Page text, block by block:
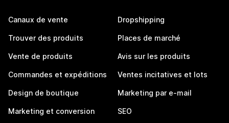
Canaux de vente
Trouver des produits
Vente de produits
Commandes et expéditions
Design de boutique
Marketing et conversion
Dropshipping
Places de marché
Avis sur les produits
Ventes incitatives et lots
Marketing par e-mail
SEO